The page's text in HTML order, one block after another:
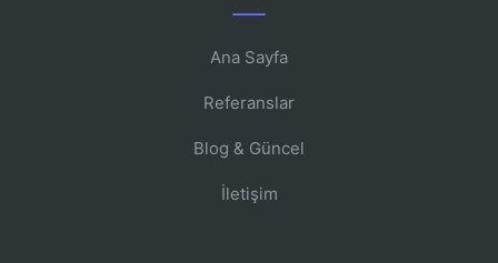
Ana Sayfa
Referanslar
Blog & Güncel
İletişim